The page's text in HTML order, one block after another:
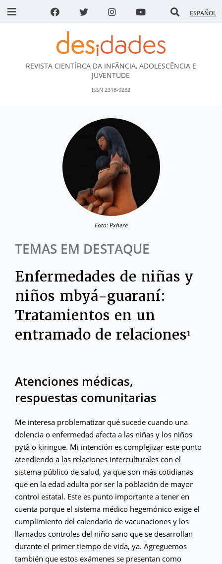
ESPAÑOL
DESidades
REVISTA CIENTÍFICA DA INFÂNCIA, ADOLESCÊNCIA E
JUVENTUDE
ISSN 2318-9282
Foto: Pxhere
TEMAS EM DESTAQUE
Enfermedades de niñas y
niños mbyá-guaraní:
Tratamientos en un
entramado de relaciones¹
Atenciones médicas,
respuestas comunitarias
Me interesa problematizar qué sucede cuando una
dolencia o enfermedad afecta a las niñas y los niños
pytã o kiringüe. Mi intención es complejizar este punto
atendiendo a las relaciones interculturales con el
sistema público de salud, ya que son más cotidianas
que en la edad adulta por ser la población de mayor
control estatal. Este es punto importante a tener en
cuenta porque el sistema médico hegemónico exige el
cumplimiento del calendario de vacunaciones y los
llamados controles del niño sano que se desarrollan
durante el primer tiempo de vida, ya. Agreguemos
también que estos exámenes se presentan como